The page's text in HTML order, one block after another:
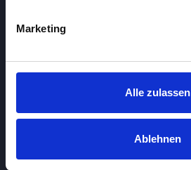
Marketing
Alle zulassen
Ablehnen